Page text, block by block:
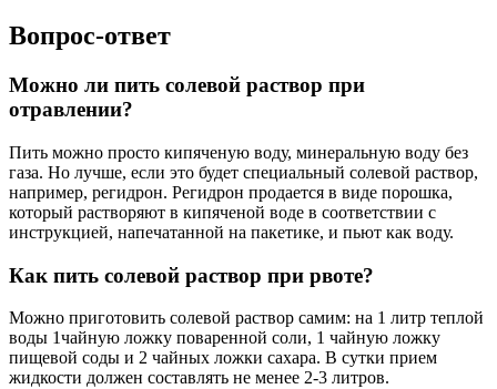
Вопрос-ответ
Можно ли пить солевой раствор при
отравлении?
Пить можно просто кипяченую воду, минеральную воду без
газа. Но лучше, если это будет специальный солевой раствор,
например, регидрон. Регидрон продается в виде порошка,
который растворяют в кипяченой воде в соответствии с
инструкцией, напечатанной на пакетике, и пьют как воду.
Как пить солевой раствор при рвоте?
Можно приготовить солевой раствор самим: на 1 литр теплой
воды 1чайную ложку поваренной соли, 1 чайную ложку
пищевой соды и 2 чайных ложки сахара. В сутки прием
жидкости должен составлять не менее 2-3 литров.